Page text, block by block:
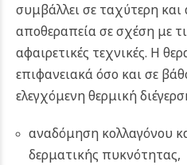
συμβάλλει σε ταχύτερη
αποθεραπεία σε σχέση με
αφαιρετικές τεχνικές. Η
επιφανειακά όσο και σε
ελεγχόμενη θερμική
αναδόμηση κολλαγόνου
δερματικής πυκνότητας,